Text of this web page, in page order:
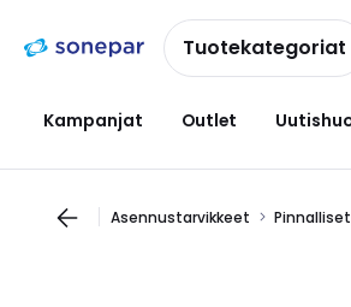
navigointiinsisältöönTuotekategoriat
Kampanjat Outlet
Asennustarvikkeet